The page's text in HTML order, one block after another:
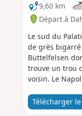
9,60 km
Départ à
Le sud du
de grès
Büttelfelsen
trouve un trou
voisin. Le
Télécharger le